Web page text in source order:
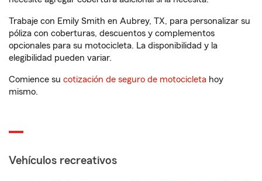
Trabaje con Emily Smith en Aubrey, TX, para personalizar su
póliza con coberturas, descuentos y complementos
opcionales para su motocicleta. La disponibilidad y la
elegibilidad pueden variar.
Comience su cotización de seguro de motocicleta hoy
mismo.
Vehículos recreativos